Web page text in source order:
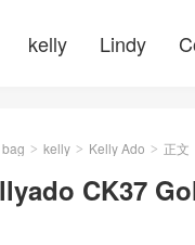
kelly Lindy
> kelly > Kelly Ado > 正文
CK37